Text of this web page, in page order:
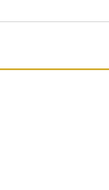
و بی‌نظیر
چشم‌نواز با طلا